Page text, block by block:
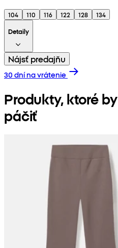
104 110 116 122 128
134
Detaily
Nájsť predajňu
30 dní na vrátenie
Produkty, ktoré
páčiť